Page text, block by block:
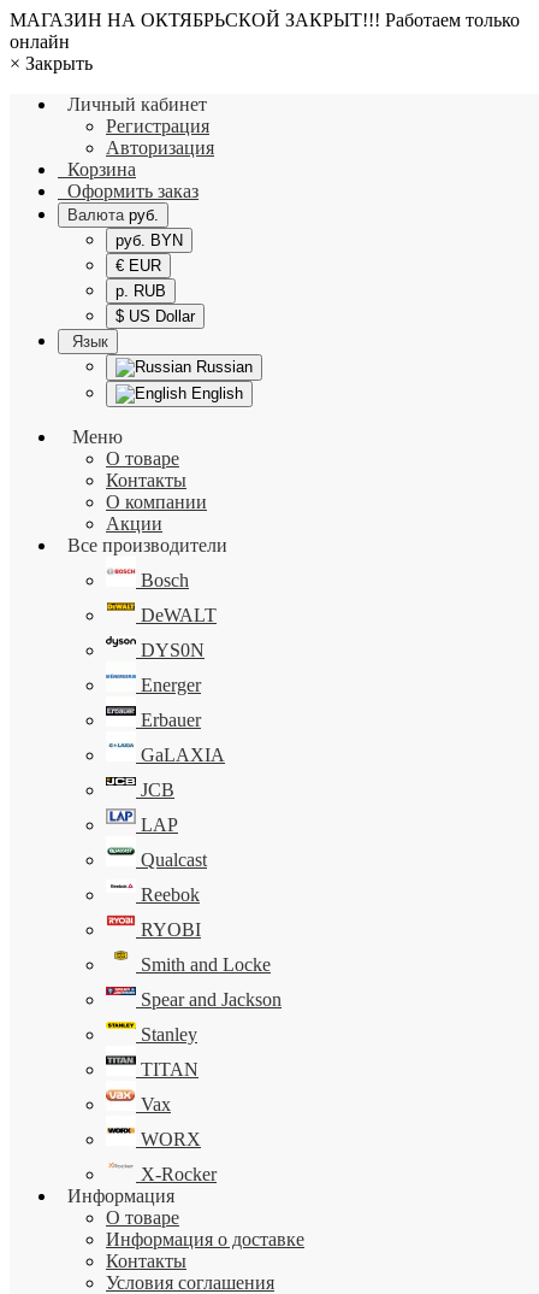
МАГАЗИН НА ОКТЯБРЬСКОЙ ЗАКРЫТ!!! Работаем только
онлайн
× Закрыть
Личный кабинет
Регистрация
Авторизация
Корзина
Оформить заказ
Валюта руб.
руб. BYN
€ EUR
р. RUB
$ US Dollar
Язык
Russian
English
Меню
О товаре
Контакты
О компании
Акции
Все производители
Bosch
DeWALT
DYS0N
Energer
Erbauer
GaLAXIA
JCB
LAP
Qualcast
Reebok
RYOBI
Smith and Locke
Spear and Jackson
Stanley
TITAN
Vax
WORX
X-Rocker
Информация
О товаре
Информация о доставке
Контакты
Условия соглашения